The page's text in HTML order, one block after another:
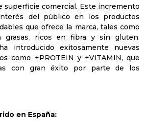
superficie comercial. Este incremento
del público en los productos
que ofrece la marca, tales como
grasas, ricos en fibra y sin gluten.
introducido exitosamente nuevas
como +PROTEIN y +VITAMIN, que
con gran éxito por parte de los
en España: